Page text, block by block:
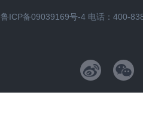
鲁ICP备09039169号-4电话：400-